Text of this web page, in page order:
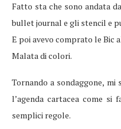
Fatto sta che sono andata
bullet journal e gli stencil e
E poi avevo comprato le Bic
Malata di colori.
Tornando a sondaggone,
l’agenda cartacea come si
semplici regole.